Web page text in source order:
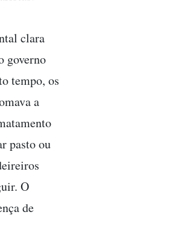
clara
governo
tempo, os
a
pasto ou
O
de